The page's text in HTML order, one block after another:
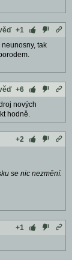
+1
tak
+6
nových
hodně.
+2
se nic nezmění.
+1